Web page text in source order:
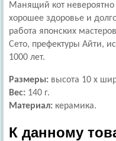
Манящий кот невероятно
хорошее здоровье и
работа японских
Сето, префектуры Айти,
1000 лет.
Размеры: высота 10 х
Вес: 140 г.
Материал: керамика.
К данному